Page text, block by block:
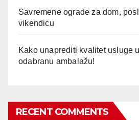
Savremene ograde za dom,
vikendicu
Kako unaprediti kvalitet usluge
odabranu ambalažu!
RECENT COMMENTS